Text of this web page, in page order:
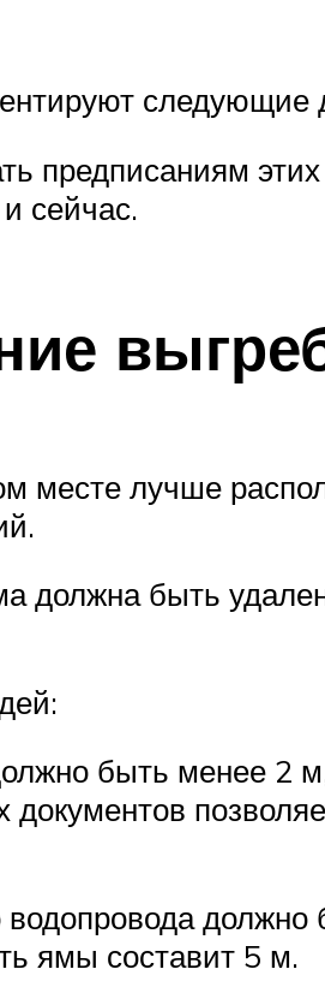
следующие
предписаниям
сейчас.
месте лучше
должна быть
быть менее 2
ямы составит 5 м.